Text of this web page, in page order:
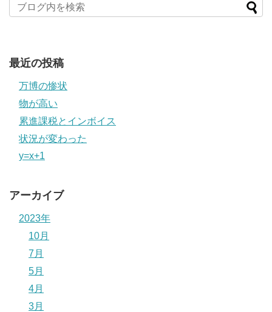
最近の投稿
万博の惨状
物が高い
累進課税とインボイス
状況が変わった
y=x+1
アーカイブ
2023年
10月
7月
5月
4月
3月